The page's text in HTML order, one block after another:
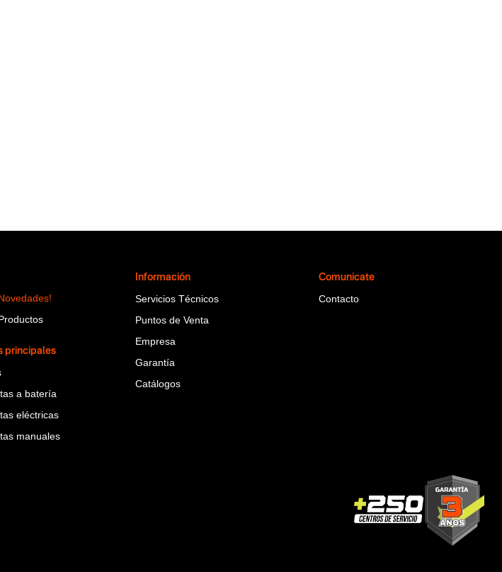
principales
a batería
eléctricas
manuales
Información
Servicios Técnicos
Puntos de Venta
Empresa
Garantía
Catálogos
Comunicate
Contacto